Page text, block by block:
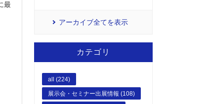
最
アーカイブ全てを表示
カテゴリ
all (224)
展示会・セミナー出展情報 (108)